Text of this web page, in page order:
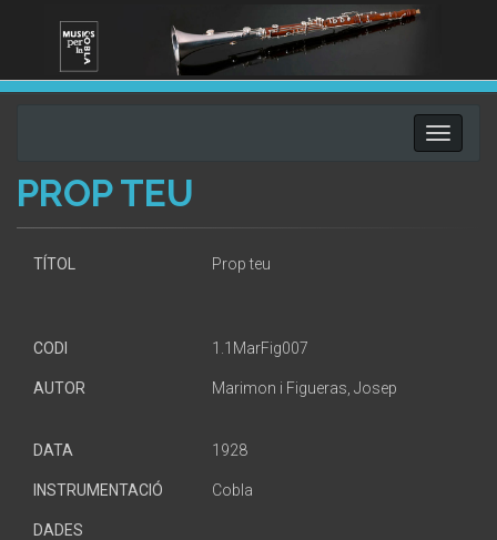
Toggle
PROP TEU
TÍTOL Prop teu
CODI 1.1MarFig007
AUTOR Marimon i Figueras, Josep
DATA 1928
INSTRUMENTACIÓ Cobla
DADES